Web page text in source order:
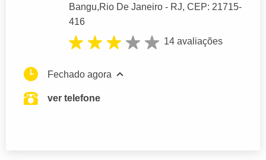
Bangu,Rio De Janeiro - RJ, CEP: 21715-
416
14 avaliações
Fechado agora
ver telefone